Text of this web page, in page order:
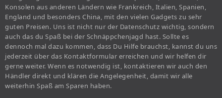
Konsolen aus anderen Ländern wie Frankreich, Italien, Spanien,
England und besonders China, mit den vielen Gadgets zu sehr
guten Preisen. Uns ist nicht nur der Datenschutz wichtig, sondern
auch das du Spaß bei der Schnäppchenjagd hast. Sollte es
dennoch mal dazu kommen, dass Du Hilfe brauchst, kannst du uns
jederzeit über das Kontaktformular erreichen und wir helfen dir
gerne weiter. Wenn es notwendig ist, kontaktieren wir auch den
Händler direkt und klären die Angelegenheit, damit wir alle
weiterhin Spaß am Sparen haben.